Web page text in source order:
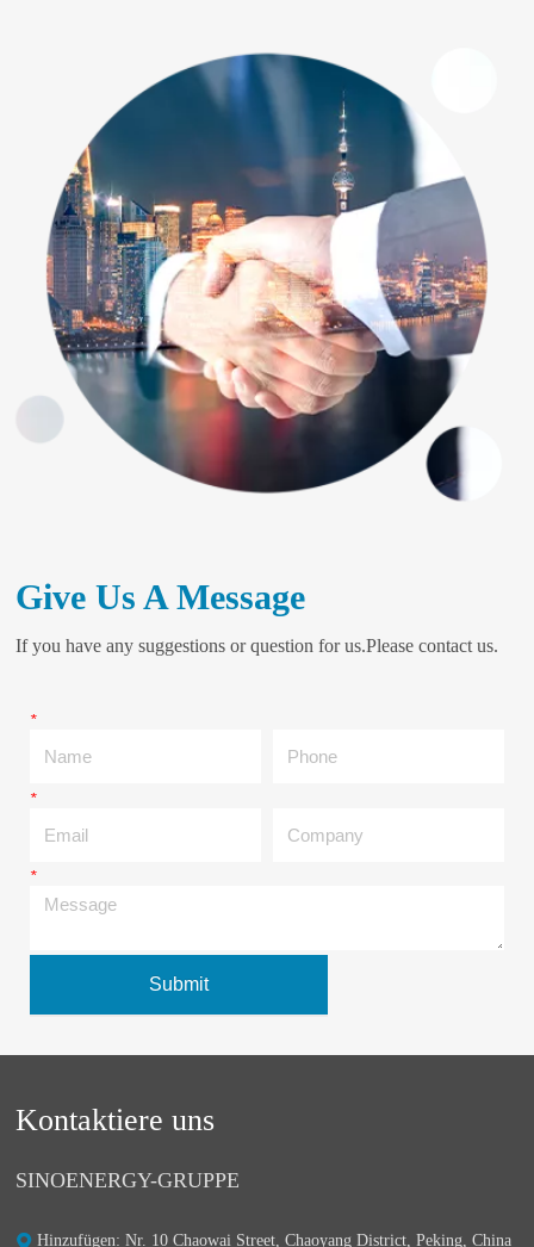
Give Us A Message
If you have any suggestions or question for us.Please contact us.
*Name
*Email
*Message
Submit
Kontaktiere uns
SINOENERGY-GRUPPE
Hinzufügen: Nr. 10 Chaowai Street, Chaoyang District, Peking, China